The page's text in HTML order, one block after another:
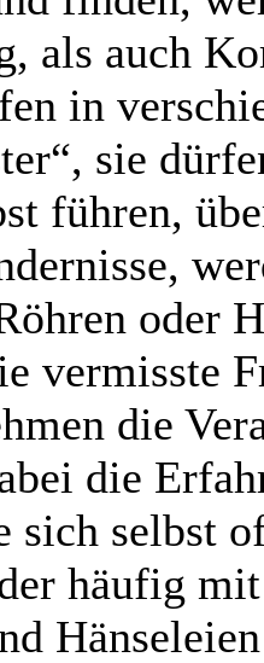
als auch
in
sie
führen,
oder
vermisste
die
die
sich selbst
häufig